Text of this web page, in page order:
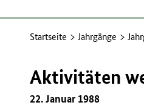
Startseite Jahrgänge
Aktivitäten
22. Januar 1988